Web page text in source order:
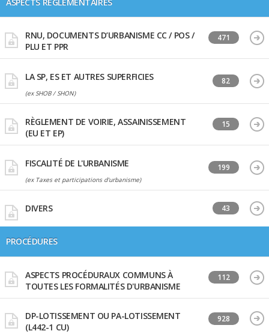
RNU, DOCUMENTS D’URBANISME CC / POS /
PLU ET PPR
471
LA SP, ES ET AUTRES SUPERFICIES
(ex SHOB / SHON)
82
RÈGLEMENT DE VOIRIE, ASSAINISSEMENT
(EU ET EP)
15
FISCALITÉ DE L'URBANISME
(ex Taxes et participations d'urbanisme)
199
DIVERS 43
PROCÉDURES
ASPECTS PROCÉDURAUX COMMUNS À
TOUTES LES FORMALITÉS D'URBANISME
112
DP-LOTISSEMENT OU PA-LOTISSEMENT
(L442-1 CU)
928